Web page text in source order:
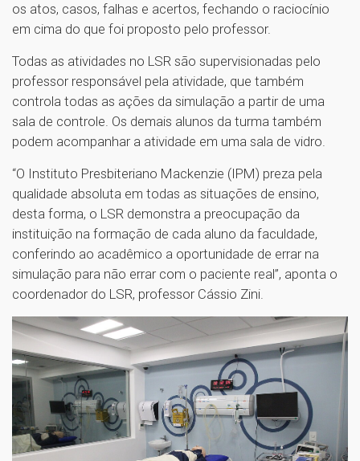
os atos, casos, falhas e acertos, fechando o raciocínio
em cima do que foi proposto pelo professor.
Todas as atividades no LSR são supervisionadas pelo
professor responsável pela atividade, que também
controla todas as ações da simulação a partir de uma
sala de controle. Os demais alunos da turma também
podem acompanhar a atividade em uma sala de vidro.
“O Instituto Presbiteriano Mackenzie (IPM) preza pela
qualidade absoluta em todas as situações de ensino,
desta forma, o LSR demonstra a preocupação da
instituição na formação de cada aluno da faculdade,
conferindo ao acadêmico a oportunidade de errar na
simulação para não errar com o paciente real”, aponta o
coordenador do LSR, professor Cássio Zini.